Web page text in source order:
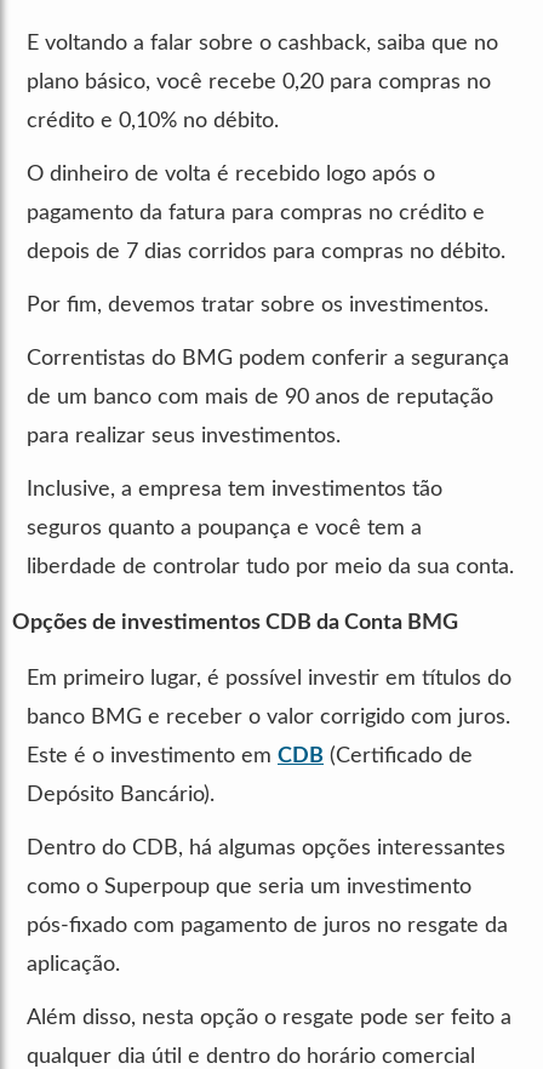
E voltando a falar sobre o cashback, saiba que no
plano básico, você recebe 0,20 para compras no
crédito e 0,10% no débito.
O dinheiro de volta é recebido logo após o
pagamento da fatura para compras no crédito e
depois de 7 dias corridos para compras no débito.
Por fim, devemos tratar sobre os investimentos.
Correntistas do BMG podem conferir a segurança
de um banco com mais de 90 anos de reputação
para realizar seus investimentos.
Inclusive, a empresa tem investimentos tão
seguros quanto a poupança e você tem a
liberdade de controlar tudo por meio da sua conta.
Opções de investimentos CDB da Conta BMG
Em primeiro lugar, é possível investir em títulos do
banco BMG e receber o valor corrigido com juros.
Este é o investimento em CDB (Certificado de
Depósito Bancário).
Dentro do CDB, há algumas opções interessantes
como o Superpoup que seria um investimento
pós-fixado com pagamento de juros no resgate da
aplicação.
Além disso, nesta opção o resgate pode ser feito a
qualquer dia útil e dentro do horário comercial